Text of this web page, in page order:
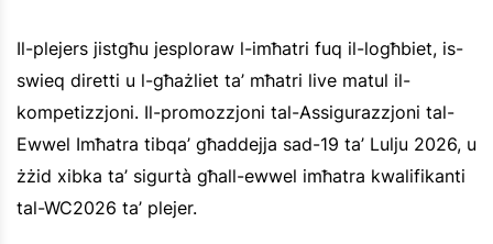
Il-plejers jistgħu jesploraw l-imħatri fuq il-logħbiet, is-
swieq diretti u l-għażliet ta’ mħatri live matul il-
kompetizzjoni. Il-promozzjoni tal-Assigurazzjoni tal-
Ewwel Imħatra tibqa’ għaddejja sad-19 ta’ Lulju 2026, u
żżid xibka ta’ sigurtà għall-ewwel imħatra kwalifikanti
tal-WC2026 ta’ plejer.